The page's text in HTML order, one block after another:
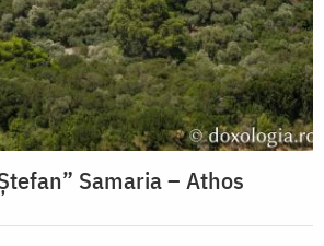
Samaria – Athos